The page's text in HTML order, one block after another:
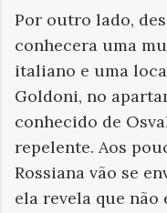
Por outro lado,
conhecera uma
italiano e uma
Goldoni, no
conhecido de
repelente. Aos
Rossiana vão se
ela revela que não